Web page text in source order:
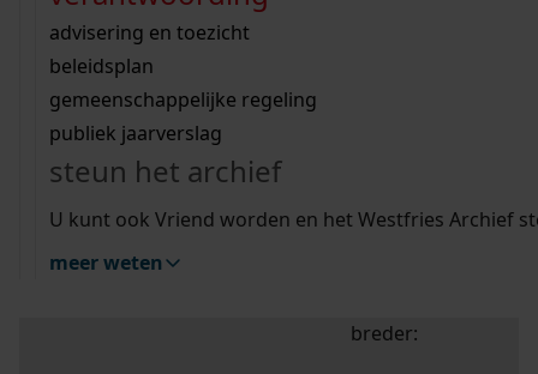
bouwvergunningen
omgevingsvergunningen
vergunningen
beeld en geluid
uitleg nodig?
Wij helpen u op weg met een aantal zoektips.
bekijk alle zoektips
Wij helpen u op weg met een aantal zoektips.
bekijk alle zoektips
bekijk ons geschiedenislokaal
advisering en toezicht
beleidsplan
gemeenschappelijke regeling
publiek jaarverslag
steun het archief
U kunt ook Vriend worden en het Westfries Archief
meer weten
zoektips
Mijn Studiezaal (inloggen)
uw zoekopdracht te
breder: